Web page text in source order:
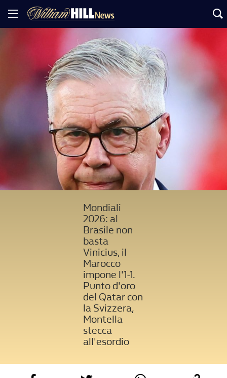
Mondiali
2026: al
Brasile non
basta
Vinicius, il
Marocco
impone l'1-1.
Punto d'oro
del Qatar con
la Svizzera,
Montella
stecca
all'esordio